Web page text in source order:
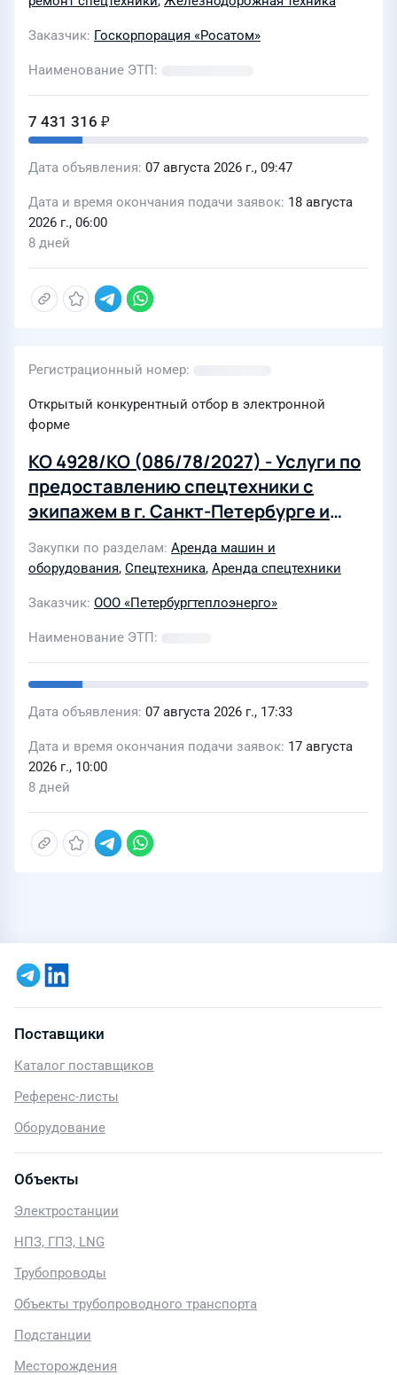
Заказчик Госкорпорация «Росатом»
Наименование ЭТП
7 431 316 ₽
Дата объявления 07 августа 2026 г., 09:47
Дата и время окончания подачи заявок 18 августа
2026 г., 06:00
8 дней
Регистрационный номер
Открытый конкурентный отбор в электронной
форме
КО 4928/КО (086/78/2027) - Услуги по
предоставлению спецтехники с
экипажем в г. Санкт-Петербурге и
ООО «Петербургтеплоэнерго»
Закупки по разделам Аренда машин и
оборудования, Спецтехника, Аренда спецтехники
Заказчик ООО «Петербургтеплоэнерго»
Наименование ЭТП
Дата объявления 07 августа 2026 г., 17:33
Дата и время окончания подачи заявок 17 августа
2026 г., 10:00
8 дней
Поставщики
Каталог поставщиков
Референс-листы
Оборудование
Объекты
Электростанции
НПЗ, ГПЗ, LNG
Трубопроводы
Объекты трубопроводного транспорта
Подстанции
Месторождения